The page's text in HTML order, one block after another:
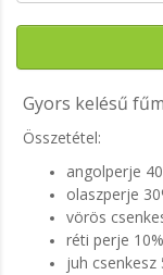
Gyors kelésű
Összetétel:
angolperje
olaszperje
vörös
réti perje 10%
juh csenkesz